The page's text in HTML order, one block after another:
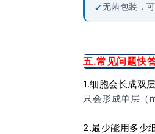
✔无菌包装，
五.常见问题快
1.细胞会长成双
只会形成单层（
2.最少能用多少